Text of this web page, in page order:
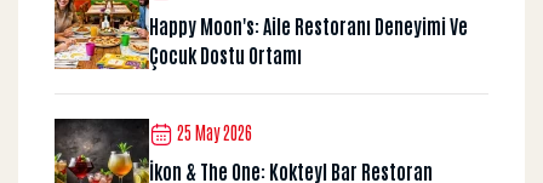
Happy Moon's: Aile Restoranı Deneyimi Ve
Çocuk Dostu Ortamı
25 May 2026
İkon & The One: Kokteyl Bar Restoran